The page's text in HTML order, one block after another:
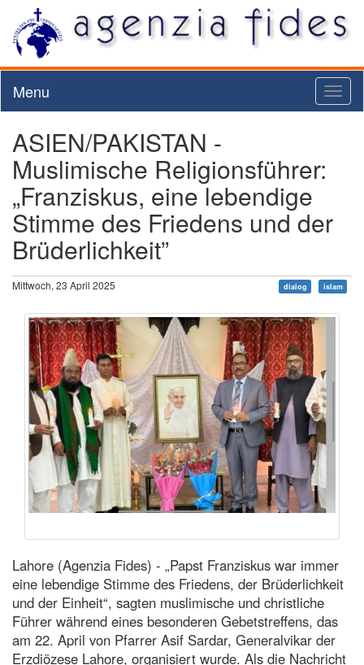
Menu
ASIEN/PAKISTAN -
Muslimische Religionsführer:
„Franziskus, eine lebendige
Stimme des Friedens und der
Brüderlichkeit”
Mittwoch, 23 April 2025 dialog islam
Lahore (Agenzia Fides) - „Papst Franziskus war immer
eine lebendige Stimme des Friedens, der Brüderlichkeit
und der Einheit“, sagten muslimische und christliche
Führer während eines besonderen Gebetstreffens, das
am 22. April von Pfarrer Asif Sardar, Generalvikar der
Erzdiözese Lahore, organisiert wurde. Als die Nachricht